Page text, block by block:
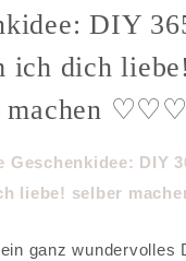
DIY
ich dich
machen ♡♡♡
ganz wundervolles